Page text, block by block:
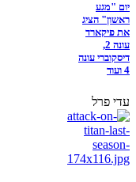
יום "מגע
ראשון" הציג
את פיקארד
עונה 2,
דיסקוברי עונה
4 ועוד
עדי פרל